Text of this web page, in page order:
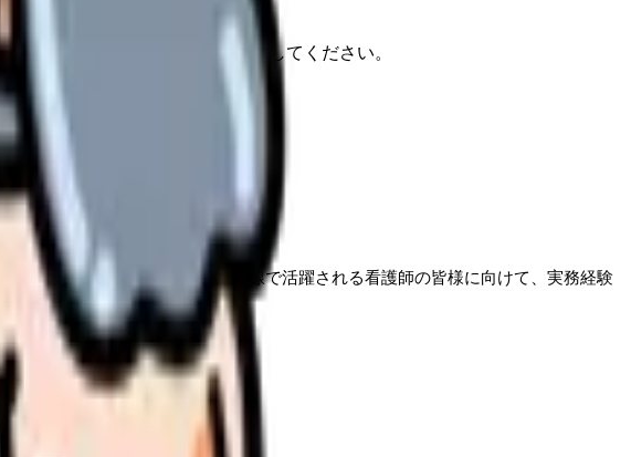
ービス公式情報もあわせて確認してください。
本記事では、医療現場の第一線で活躍される看護師の皆様に向けて、実務経験